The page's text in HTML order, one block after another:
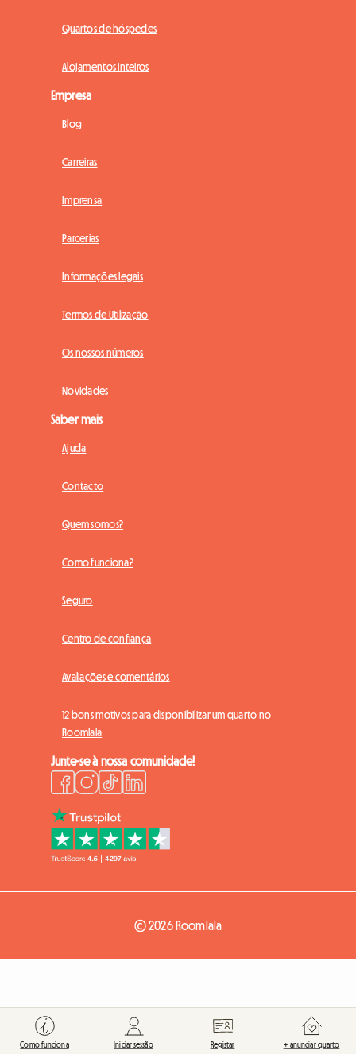
Quartos de hóspedes
Alojamentos inteiros
Empresa
Blog
Carreiras
Imprensa
Parcerias
Informações legais
Termos de Utilização
Os nossos números
Novidades
Saber mais
Ajuda
Contacto
Quem somos?
Como funciona?
Seguro
Centro de confiança
Avaliações e comentários
12 bons motivos para disponibilizar um quarto no
Roomlala
Junte-se à nossa comunidade!
© 2026 Roomlala
Como funciona Iniciar sessão Registar + anunciar quarto